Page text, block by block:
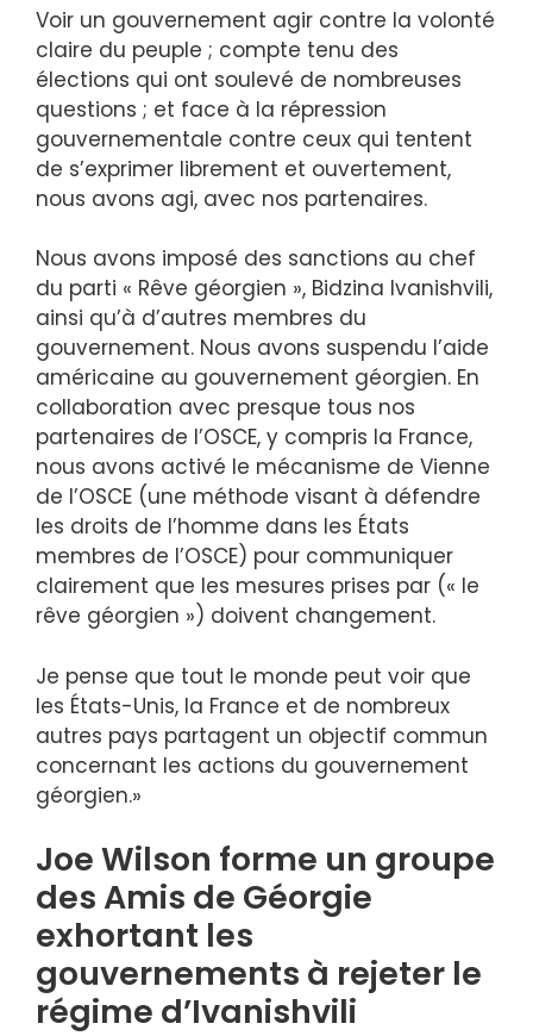
Voir un gouvernement agir contre la volonté
claire du peuple ; compte tenu des
élections qui ont soulevé de nombreuses
questions ; et face à la répression
gouvernementale contre ceux qui tentent
de s’exprimer librement et ouvertement,
nous avons agi, avec nos partenaires.
Nous avons imposé des sanctions au chef
du parti « Rêve géorgien », Bidzina Ivanishvili,
ainsi qu’à d’autres membres du
gouvernement. Nous avons suspendu l’aide
américaine au gouvernement géorgien. En
collaboration avec presque tous nos
partenaires de l’OSCE, y compris la France,
nous avons activé le mécanisme de Vienne
de l’OSCE (une méthode visant à défendre
les droits de l’homme dans les États
membres de l’OSCE) pour communiquer
clairement que les mesures prises par (« le
rêve géorgien ») doivent changement.
Je pense que tout le monde peut voir que
les États-Unis, la France et de nombreux
autres pays partagent un objectif commun
concernant les actions du gouvernement
géorgien.»
Joe Wilson forme un groupe
des Amis de Géorgie
exhortant les
gouvernements à rejeter le
régime d’Ivanishvili